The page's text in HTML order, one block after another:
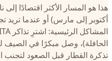
هذا هو المسار الأكثر اقتصادًا
أكتوبر إلى مارس) أو عندما تريد
الحافلة)، وصل مبكرًا في
تذكرة القطار قبل الصعود لتجنب